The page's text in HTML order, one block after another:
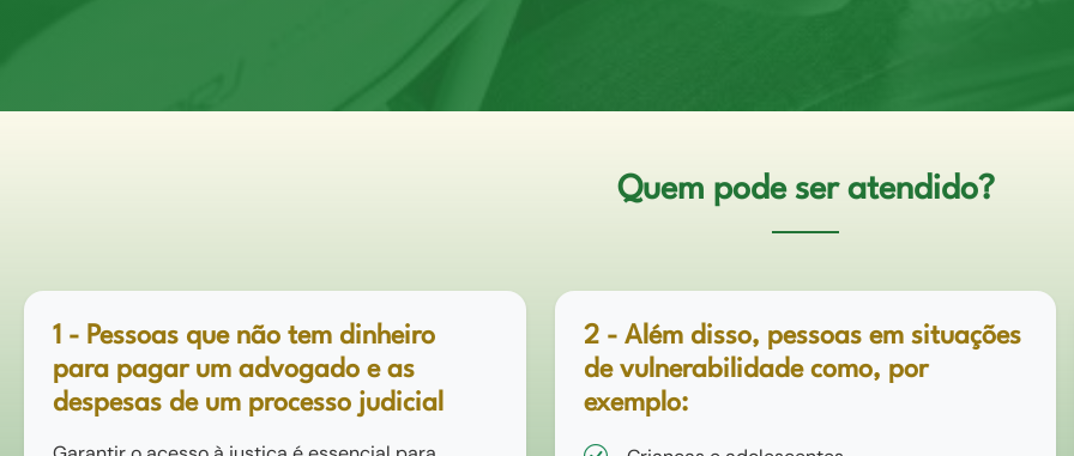
Quem pode ser atendido?
1 - Pessoas que não tem dinheiro
para pagar um advogado e as
despesas de um processo judicial
2 - Além disso, pessoas em situações
de vulnerabilidade como, por
exemplo: